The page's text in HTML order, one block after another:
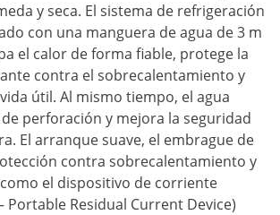
y seca. El sistema de refrigeración
con una manguera de agua de 3 m
el calor de forma fiable, protege la
contra el sobrecalentamiento y
útil. Al mismo tiempo, el agua
perforación y mejora la seguridad
El arranque suave, el embrague de
contra sobrecalentamiento y
el dispositivo de corriente
Portable Residual Current Device)